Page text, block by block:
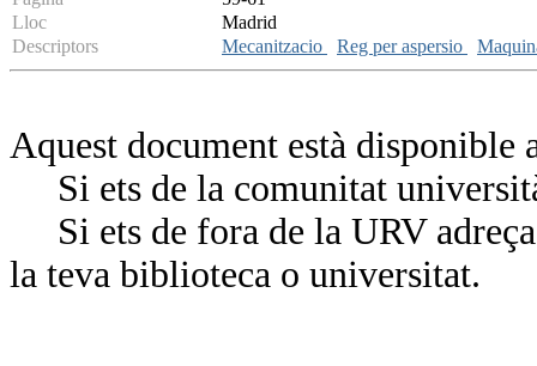
Lloc
Madrid
Descriptors
Mecanitzacio Reg per aspersio
Aquest document està
Si ets de la comunitat
Si ets de fora de la URV
la teva biblioteca o universitat.